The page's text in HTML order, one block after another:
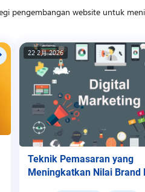
pengembangan website untuk
layanan digital, serta
keahlian teknis menjadi sumber
22 2月 2026
Teknik Pemasaran yang
Meningkatkan Nilai Brand